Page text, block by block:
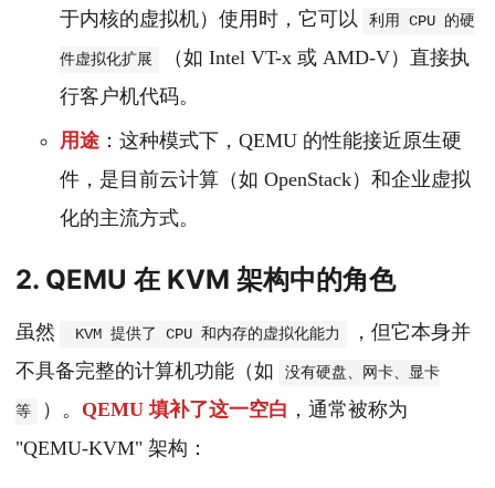
于内核的虚拟机）使用时，它可以 利用 CPU 的硬
件虚拟化扩展
（如 Intel VT-x 或 AMD-V）直接执
行客户机代码。
用途 ：这种模式下，QEMU 的性能接近原生硬
件，是目前云计算（如 OpenStack）和企业虚拟
化的主流方式。
2. QEMU 在 KVM 架构中的角色
虽然 KVM 提供了 CPU 和内存的虚拟化能力
，但它本身并
不具备完整的计算机功能（如
没有硬盘、网卡、显卡
等 ）。 QEMU 填补了这一空白 ，通常被称为
"QEMU-KVM" 架构：